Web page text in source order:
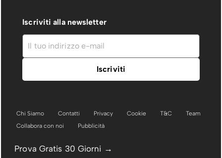
Iscriviti alla newsletter
Chi Siamo Contatti Privacy Cookie T&C
Team
Collabora con noi
Pubblicità
Prova Gratis 30 Giorni →